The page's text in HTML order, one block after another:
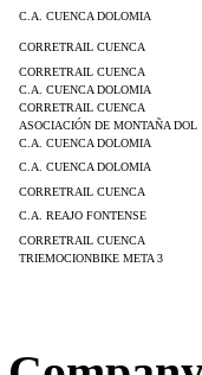
C.A. CUENCA DOLOMIA
CORRETRAIL CUENCA
CORRETRAIL CUENCA
C.A. CUENCA DOLOMIA
CORRETRAIL CUENCA
ASOCIACIÓN DE MONTAÑA DOL
C.A. CUENCA DOLOMIA
C.A. CUENCA DOLOMIA
CORRETRAIL CUENCA
C.A. REAJO FONTENSE
CORRETRAIL CUENCA
TRIEMOCIONBIKE META 3